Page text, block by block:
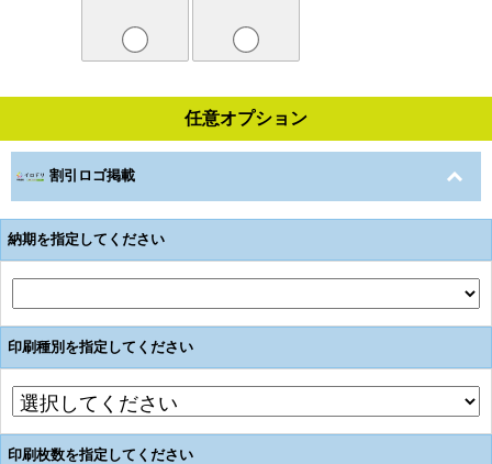
任意オプション
割引ロゴ掲載
納期を指定してください
印刷種別を指定してください
印刷枚数を指定してください